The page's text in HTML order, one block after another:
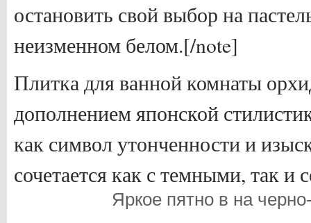
остановить свой выбор на
неизменном белом.[/note]
Плитка для ванной комнаты
дополнением японской
как символ утонченности и
сочетается как с темными, так и
Яркое пятно в на